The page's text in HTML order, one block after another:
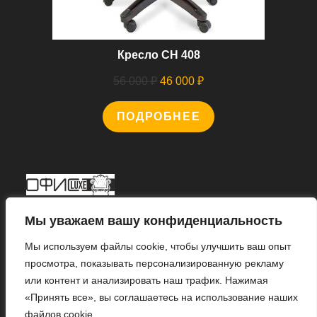
Мы уважаем вашу конфиденциальность
Мы используем файлы cookie, чтобы улучшить ваш опыт
просмотра, показывать персонализированную рекламу
или контент и анализировать наш трафик. Нажимая
«Принять все», вы соглашаетесь на использование наших
файлов cookie.
Кресло CH 408
56 000₽ Первоначальная
цена
составляла
46 000 ₽Текущая
46
ПОДРОБНЕЕ
Откроется
в